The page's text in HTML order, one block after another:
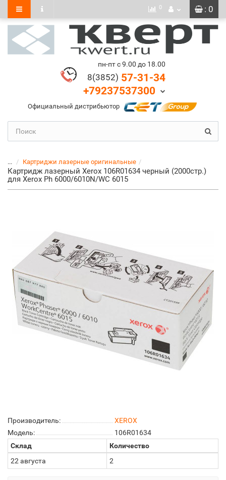
: 0
0
пн-пт с 9.00 до 18.00
8(3852) 57-31-34
+79237537300
Официальный дистрибьютор
... Картриджи лазерные оригинальные
Картридж лазерный Xerox 106R01634 черный (2000стр.)
для Xerox Ph 6000/6010N/WC 6015
Производитель:
XEROX
Модель:
106R01634
Склад
Количество
22 августа
2